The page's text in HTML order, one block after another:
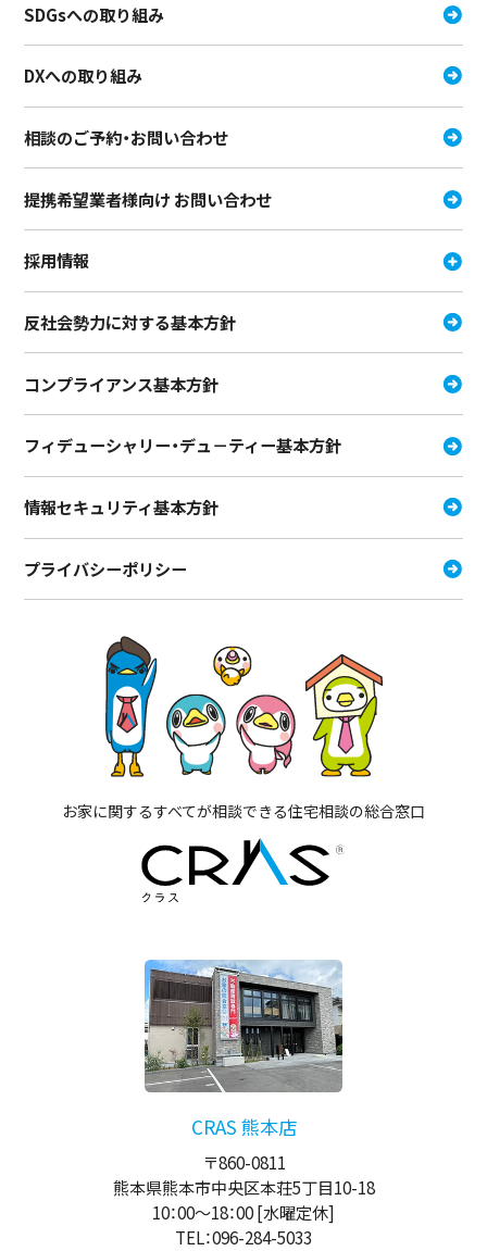
SDGsへの取り組み
DXへの取り組み
相談のご予約・お問い合わせ
提携希望業者様向け お問い合わせ
採用情報
反社会勢力に対する基本方針
コンプライアンス基本方針
フィデューシャリー・デュ－ティー基本方針
情報セキュリティ基本方針
プライバシーポリシー
お家に関するすべてが相談できる住宅相談の総合窓口
CRAS 熊本店
〒860-0811
熊本県熊本市中央区本荘5丁目10-18
10：00～18：00[水曜定休]
TEL：096-284-5033